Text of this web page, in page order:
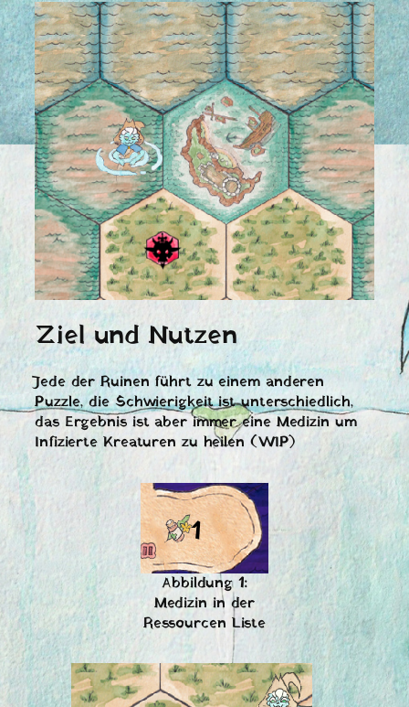
Ziel und Nutzen
Jede der Ruinen führt zu einem anderen
Puzzle, die Schwierigkeit ist unterschiedlich,
das Ergebnis ist aber immer eine Medizin um
Infizierte Kreaturen zu heilen (WIP)
Abbildung 1:
Medizin in der
Ressourcen Liste